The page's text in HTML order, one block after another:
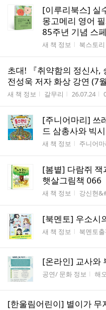
[이루리북스] 실
몽고메리 영어
85주년 기념 스
게시판명
새 책 정보 작성자
북스토리
초대! 『취약함의 정신사,
전성욱 저자 화상 강연 (7
게시판명
새 책 정보 작성자
갈무리 작성시간
26.07.24
[주니어마리] 쓰
드 삼총사와 빅
게시판명
새 책 정보 작성자
주니어마
[봄볕] 다람쥐
햇살그림책 066
게시판명
새 책 정보 작성자
강신현
[북멘토] 우소시
게시판명
새 책 정보 작성자
북멘토
[온라인] 교사와
게시판명
공연/ 문화 정보 작
해
[한울림어린이] 별이가 무